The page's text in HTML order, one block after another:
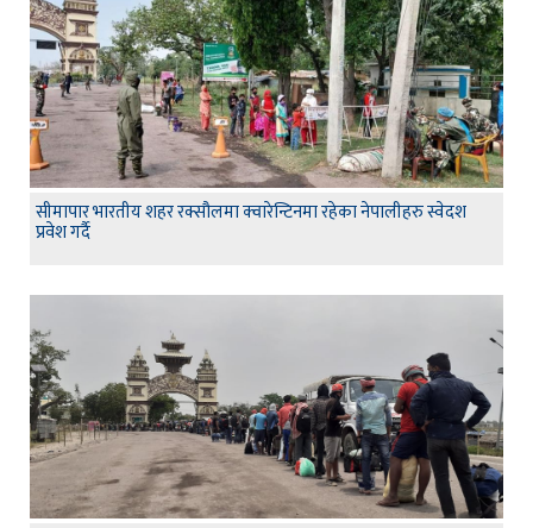
सीमापार भारतीय शहर रक्सौलमा क्वारेन्टिनमा रहेका नेपालीहरु स्वेदश
प्रवेश गर्दै